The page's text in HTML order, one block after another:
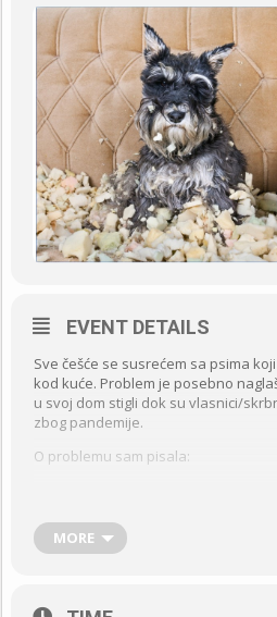
EVENT DETAILS
Sve češće se susrećem sa psima
kod kuće. Problem je posebno
u svoj dom stigli dok su vlasnici/
zbog pandemije.
O problemu sam pisala:
Nažalost, problem nije uvijek
MORE